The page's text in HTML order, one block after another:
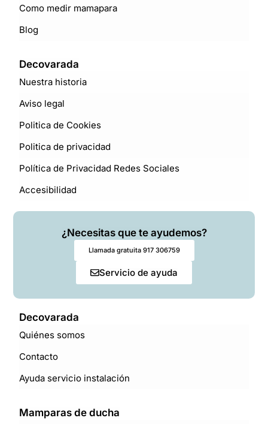
Como medir mamapara
Blog
Decovarada
Nuestra historia
Aviso legal
Politica de Cookies
Politica de privacidad
Política de Privacidad Redes Sociales
Accesibilidad
¿Necesitas que te ayudemos?
Llamada gratuita 917 306759
Servicio de ayuda
Decovarada
Quiénes somos
Contacto
Ayuda servicio instalación
Mamparas de ducha